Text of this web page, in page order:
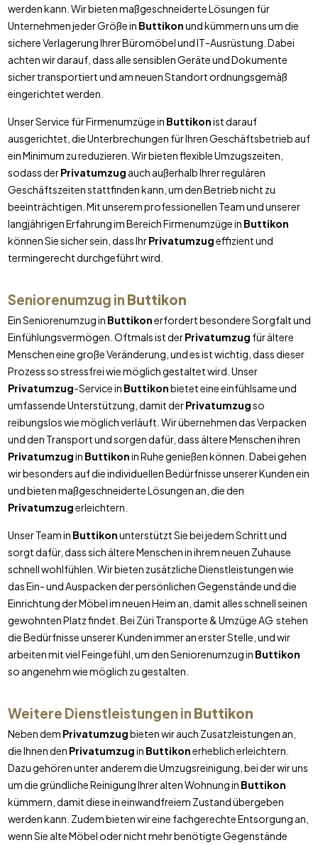
werden kann. Wir bieten maßgeschneiderte Lösungen für
Unternehmen jeder Größe in Buttikonund kümmern uns um die
sichere Verlagerung Ihrer Büromöbel und IT-Ausrüstung. Dabei
achten wir darauf, dass alle sensiblen Geräte und Dokumente
sicher transportiert und am neuen Standort ordnungsgemäß
eingerichtet werden.
Unser Service für Firmenumzüge in Buttikonist darauf
ausgerichtet, die Unterbrechungen für Ihren Geschäftsbetrieb auf
ein Minimum zu reduzieren. Wir bieten flexible Umzugszeiten,
sodass derPrivatumzug auch außerhalb Ihrer regulären
Geschäftszeiten stattfinden kann, um den Betrieb nicht zu
beeinträchtigen. Mit unserem professionellen Team und unserer
langjährigen Erfahrung im Bereich Firmenumzüge in Buttikon
können Sie sicher sein, dass IhrPrivatumzugeffizient und
termingerecht durchgeführt wird.
Seniorenumzug in Buttikon
Ein Seniorenumzug in Buttikonerfordert besondere Sorgfalt und
Einfühlungsvermögen. Oftmals ist derPrivatumzug für ältere
Menschen eine große Veränderung, und es ist wichtig, dass dieser
Prozess so stressfrei wie möglich gestaltet wird. Unser
Privatumzug-Service in Buttikonbietet eine einfühlsame und
umfassende Unterstützung, damit derPrivatumzugso
reibungslos wie möglich verläuft. Wir übernehmen das Verpacken
und den Transport und sorgen dafür, dass ältere Menschen ihren
Privatumzugin Buttikonin Ruhe genießen können. Dabei gehen
wir besonders auf die individuellen Bedürfnisse unserer Kunden ein
und bieten maßgeschneiderte Lösungen an, die den
Privatumzugerleichtern.
Unser Team in Buttikonunterstützt Sie bei jedem Schritt und
sorgt dafür, dass sich ältere Menschen in ihrem neuen Zuhause
schnell wohlfühlen. Wir bieten zusätzliche Dienstleistungen wie
das Ein- und Auspacken der persönlichen Gegenstände und die
Einrichtung der Möbel im neuen Heim an, damit alles schnell seinen
gewohnten Platz findet. Bei Züri Transporte & Umzüge AG stehen
die Bedürfnisse unserer Kunden immer an erster Stelle, und wir
arbeiten mit viel Feingefühl, um den Seniorenumzug in Buttikon
so angenehm wie möglich zu gestalten.
Weitere Dienstleistungen in Buttikon
Neben dem Privatumzugbieten wir auch Zusatzleistungen an,
die Ihnen den Privatumzugin Buttikonerheblich erleichtern.
Dazu gehören unter anderem die Umzugsreinigung, bei der wir uns
um die gründliche Reinigung Ihrer alten Wohnung in Buttikon
kümmern, damit diese in einwandfreiem Zustand übergeben
werden kann. Zudem bieten wir eine fachgerechte Entsorgung an,
wenn Sie alte Möbel oder nicht mehr benötigte Gegenstände